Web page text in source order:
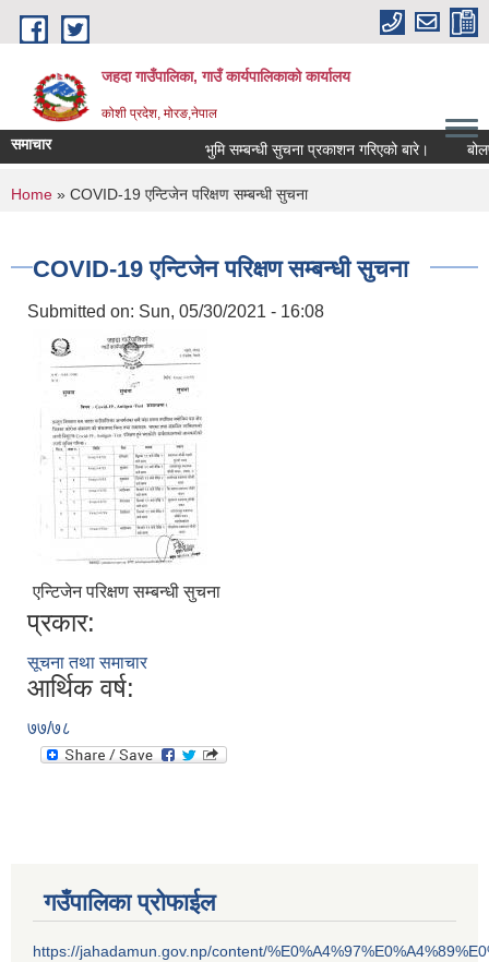
Skip to main content
जहदा गाउँपालिका, गाउँ कार्यपालिकाको कार्यालय
कोशी प्रदेश, मोरङ,नेपाल
समाचार भुमि सम्बन्धी सुचना प्रकाशन गरिएको बारे।
You are here
Home » COVID-19 एन्टिजेन परिक्षण सम्बन्धी सुचना
COVID-19 एन्टिजेन परिक्षण सम्बन्धी सुचना
Submitted on: Sun, 05/30/2021 - 16:08
एन्टिजेन परिक्षण सम्बन्धी सुचना
प्रकार:
सूचना तथा समाचार
आर्थिक वर्ष:
७७/७८
गउँपालिका प्रोफाईल
https://jahadamun.gov.np/content/